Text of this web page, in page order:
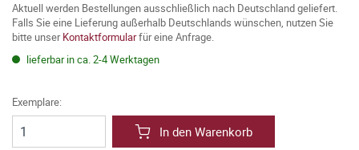
Aktuell werden Bestellungen ausschließlich nach Deutschland geliefert.
Falls Sie eine Lieferung außerhalb Deutschlands wünschen, nutzen Sie
bitte unserKontaktformularfür eine Anfrage.
lieferbar in ca. 2-4 Werktagen
Exemplare:
In den Warenkorb